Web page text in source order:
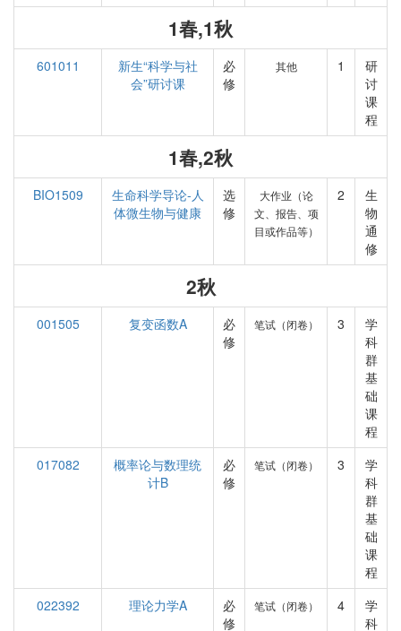
1春,1秋
601011
新生“科学与社
会”研讨课
必
修
其他 1
研
讨
课
程
1春,2秋
BIO1509
生命科学导论-人
体微生物与健康
选
修
大作业（论
文、报告、项
目或作品等）
2
生
物
通
修
2秋
001505 复变函数A
必
修
笔试（闭卷） 3
学
科
群
基
础
课
程
017082
概率论与数理统
计B
必
修
笔试（闭卷） 3
学
科
群
基
础
课
程
022392
理论力学A
必
修
笔试（闭卷） 4
学
科